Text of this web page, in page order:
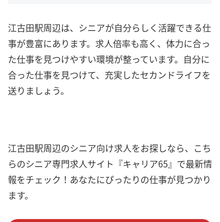
江古田駅周辺は、シニアが自分らしく活躍できる仕
事が豊富にあります。求人倍率も高く、体力に合っ
た仕事を見つけやすい環境が整っています。自分に
合った仕事を見つけて、充実したセカンドライフを
送りましょう。
江古田駅周辺のシニア向け求人をお探しなら、こち
らのシニア専門求人サイト『キャリア65』で最新情
報をチェック！あなたにぴったりの仕事が見つかり
ます。